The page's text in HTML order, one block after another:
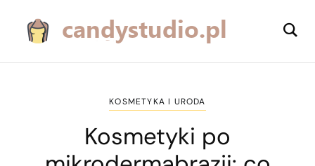
KOSMETYKA I URODA
Kosmetyki po